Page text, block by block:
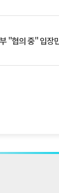
"협의 중" 입장